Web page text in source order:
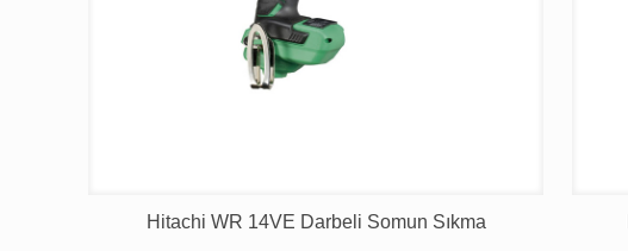
Hitachi WR 14VE Darbeli Somun Sıkma